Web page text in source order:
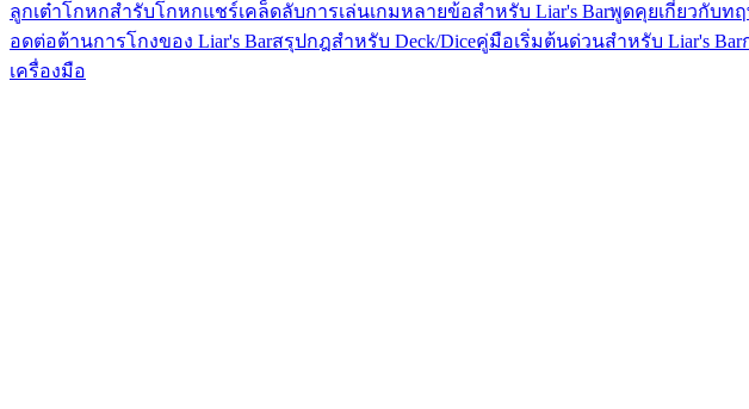
ลูกเต๋าโกหกสำรับโกหกแชร์เคล็ดลับการเล่นเกมหลายข้อสำหรับ Liar's Barพูดคุยเกี่ยวกับทฤ
อดต่อต้านการโกงของ Liar's Barสรุปกฎสำหรับ Deck/Diceคู่มือเริ่มต้นด่วนสำหรับ Liar's Bar
เครื่องมือ